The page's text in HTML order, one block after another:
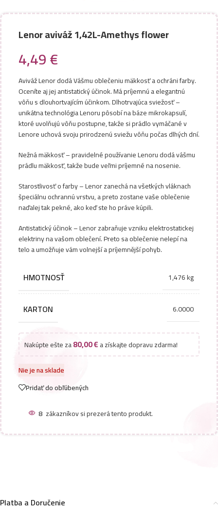
Lenor aviváž 1,42L-Amethys flower
4,49€
Aviváž Lenor dodá Vášmu oblečeniu mäkkosť a ochráni farby.
Oceníte aj jej antistatický účinok. Má príjemnú a elegantnú
vôňu s dlouhortvajícím účinkom. Dlhotrvajúca sviežosť –
unikátna technológia Lenoru pôsobí na báze mikrokapsulí,
ktoré uvolňujú vôňu postupne, takže si prádlo vymáčané v
Lenore uchová svoju prirodzenú sviežu vôňu počas dlhých dní.
Nežná mäkkosť – pravidelné používanie Lenoru dodá vášmu
prádlu mäkkosť, takže bude veľmi príjemné na nosenie.
Starostlivosť o farby – Lenor zanechá na všetkých vláknach
špeciálnu ochrannú vrstvu, a preto zostane vaše oblečenie
naďalej tak pekné, ako keď ste ho práve kúpili.
Antistatický účinok – Lenor zabraňuje vzniku elektrostatickej
elektriny na vašom oblečení. Preto sa oblečenie nelepí na
telo a umožňuje vám volnejší a príjemnější pohyb.
HMOTNOSŤ 1,476 kg
KARTON 6.0000
Nakúpte ešte za80,00€a získajte dopravu zdarma!
Nie je na sklade
Pridať do obľúbených
8 zákazníkov si prezerá tento produkt.
Platba a Doručenie